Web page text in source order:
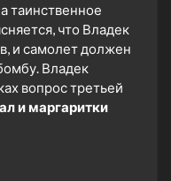
таинственное
что Владек
и самолет должен
Владек
вопрос третьей
и маргаритки